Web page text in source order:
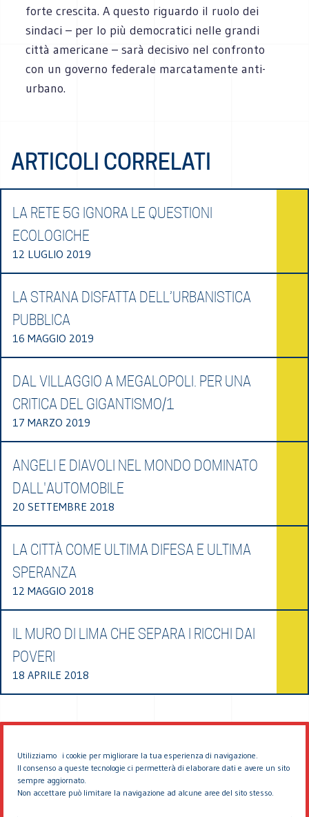
Utilizziamo i cookie per migliorare la tua esperienza di navigazione.
Il consenso a queste tecnologie ci permetterà di elaborare dati e avere un sito
sempre aggiornato.
Non accettare può limitare la navigazione ad alcune aree del sito stesso.
forte crescita. A questo riguardo il ruolo dei
sindaci – per lo più democratici nelle grandi
città americane – sarà decisivo nel confronto
con un governo federale marcatamente anti-
urbano.
ARTICOLI CORRELATI
LA RETE 5G IGNORA LE QUESTIONI
ECOLOGICHE
12 LUGLIO 2019
LA STRANA DISFATTA DELL’URBANISTICA
PUBBLICA
16 MAGGIO 2019
DAL VILLAGGIO A MEGALOPOLI. PER UNA
CRITICA DEL GIGANTISMO/1
17 MARZO 2019
ANGELI E DIAVOLI NEL MONDO DOMINATO
DALL'AUTOMOBILE
20 SETTEMBRE 2018
LA CITTÀ COME ULTIMA DIFESA E ULTIMA
SPERANZA
12 MAGGIO 2018
IL MURO DI LIMA CHE SEPARA I RICCHI DAI
POVERI
18 APRILE 2018